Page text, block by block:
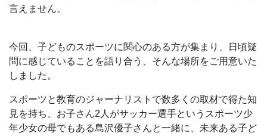
言えません。
今回、子どものスポーツに関心のある方が集まり、日頃疑
問に感じていることを語り合う、そんな場所をご用意いた
しました。
スポーツと教育のジャーナリストで数多くの取材で得た知
見を持ち、お子さん2人がサッカー選手というスポーツ少
年少女の母でもある島沢優子さんと一緒に、未来ある子ど